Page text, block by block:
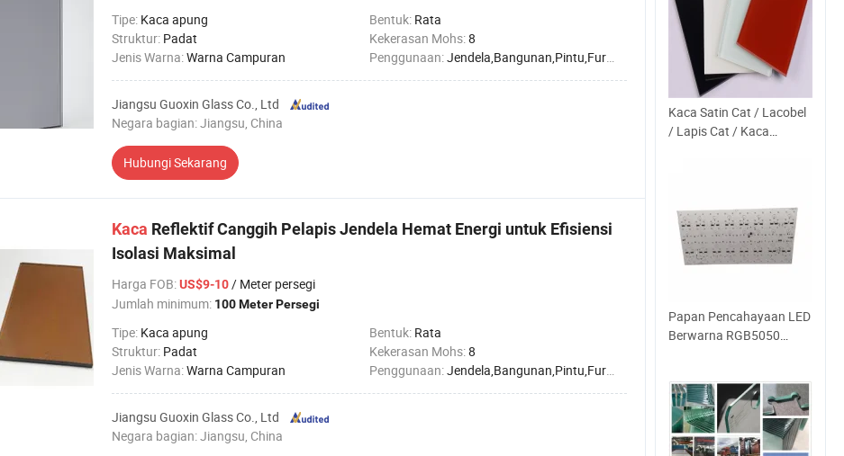
Tipe: Kaca apung Bentuk: Rata
Struktur: Padat Kekerasan Mohs:8
Jenis Warna:Warna Campuran Penggunaan:Jendela,Bangunan,Pintu,Furniture
Jiangsu Guoxin Glass Co., Ltd
Negara bagian: Jiangsu, China
Hubungi Sekarang
Kaca Reflektif Canggih Pelapis Jendela Hemat Energi untuk Efisiensi
Isolasi Maksimal
Harga FOB:US$9-10/ Meter persegi
Jumlah minimum: 100 Meter Persegi
Tipe: Kaca apung Bentuk: Rata
Struktur: Padat Kekerasan Mohs:8
Jenis Warna:Warna Campuran Penggunaan:Jendela,Bangunan,Pintu,Furniture
Jiangsu Guoxin Glass Co., Ltd
Negara bagian: Jiangsu, China
Kaca Satin Cat / Lacobel
/ Lapis Cat / Kaca
Dapur
Papan Pencahayaan LED
Berwarna RGB5050
Berkedip Kotak Cahaya
LED/ Dekorasi Langit-
langit